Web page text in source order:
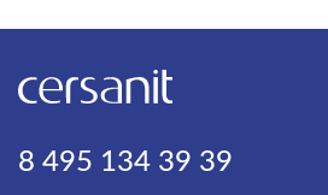
зеркала
инсталляции
ЦЕНА, ₽
8 495 134 39 39